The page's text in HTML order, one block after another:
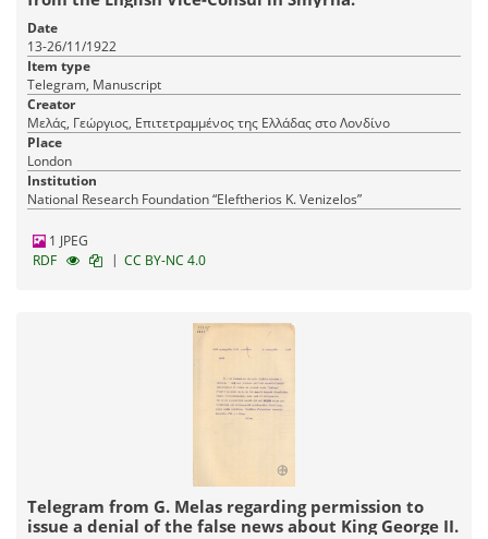
Date
13-26/11/1922
Item type
Telegram, Manuscript
Creator
Μελάς, Γεώργιος, Επιτετραμμένος της Ελλάδας στο Λονδίνο
Place
London
Institution
National Research Foundation “Eleftherios K. Venizelos”
1 JPEG
RDF
| CC BY-NC 4.0
Telegram from G. Melas regarding permission to
issue a denial of the false news about King George II.